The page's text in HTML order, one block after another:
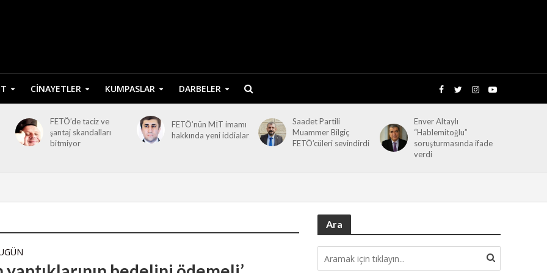
CINAYETLER KUMPASLAR DARBELER
FETÖ’de taciz ve
şantaj skandalları
bitmiyor
FETÖ’nün MİT imamı
hakkında yeni iddialar
Saadet Partili
Muammer Bilgiç
FETÖ’cüleri sevindirdi
Enver Altaylı
“Hablemitoğlu”
soruşturmasında ifade
verdi
Ara